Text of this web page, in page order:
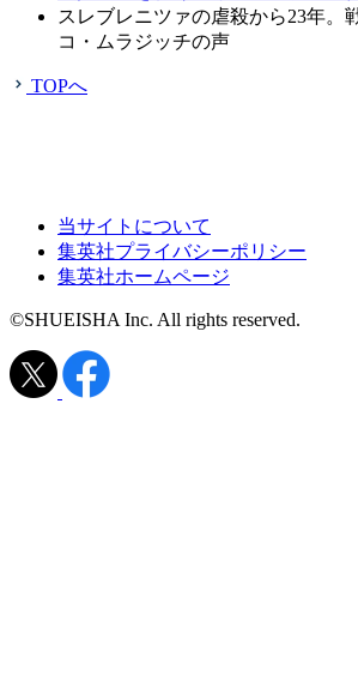
スレブレニツァの虐殺から23年。
コ・ムラジッチの声
TOPへ
当サイトについて
集英社プライバシーポリシー
集英社ホームページ
©SHUEISHA Inc. All rights reserved.